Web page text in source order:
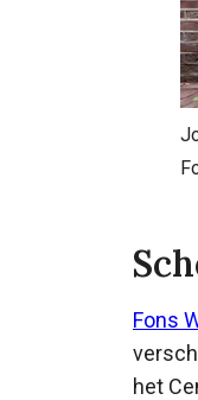
Fons
het